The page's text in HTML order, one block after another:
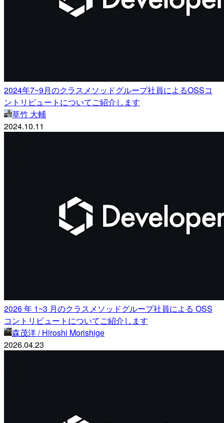
2024年7~9月のクラスメソッドグループ社員によるOSSコ
ントリビュートについてご紹介します
草竹 大輔
2024.10.11
2026 年 1~3 月のクラスメソッドグループ社員による OSS
コントリビュートについてご紹介します
森茂洋 / Hiroshi Morishige
2026.04.23